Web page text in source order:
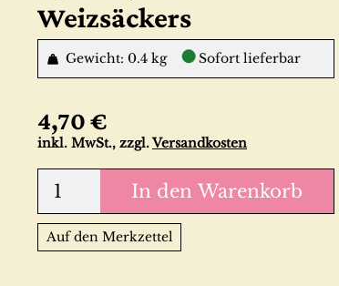
Weizsäckers
Gewicht: 0.4 kg ●Sofort lieferbar
4,70 €
inkl. MwSt., zzgl.Versandkosten
In den Warenkorb
Auf den Merkzettel